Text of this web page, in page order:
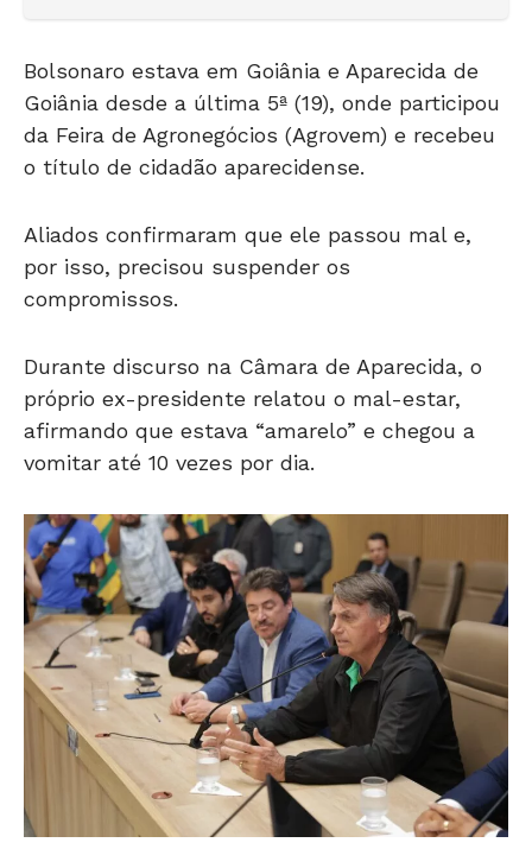
Bolsonaro estava em Goiânia e Aparecida de
Goiânia desde a última 5ª (19), onde participou
da Feira de Agronegócios (Agrovem) e recebeu
o título de cidadão aparecidense.
Aliados confirmaram que ele passou mal e,
por isso, precisou suspender os
compromissos.
Durante discurso na Câmara de Aparecida, o
próprio ex-presidente relatou o mal-estar,
afirmando que estava “amarelo” e chegou a
vomitar até 10 vezes por dia.